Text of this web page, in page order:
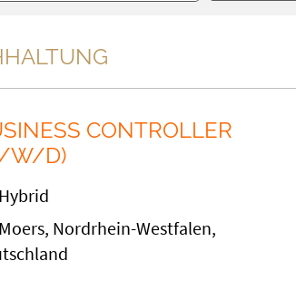
CONTROLLER
W/D)
Hybrid
Moers, Nordrhein-Westfalen,